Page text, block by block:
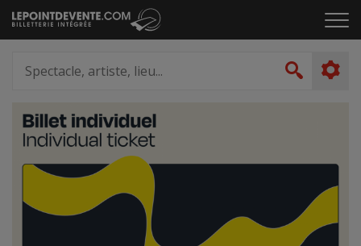
Passer
au
le
artiste,
lieu...